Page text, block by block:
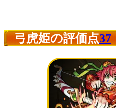
弓虎姫の評価点37